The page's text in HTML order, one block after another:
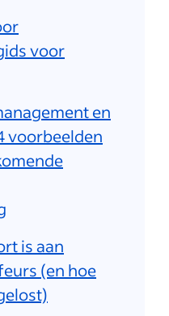
voor
en
voorbeelden
is aan
(en hoe